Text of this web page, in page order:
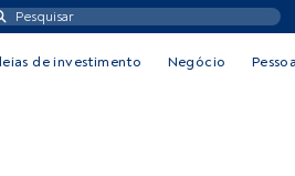
de investimento Negócio